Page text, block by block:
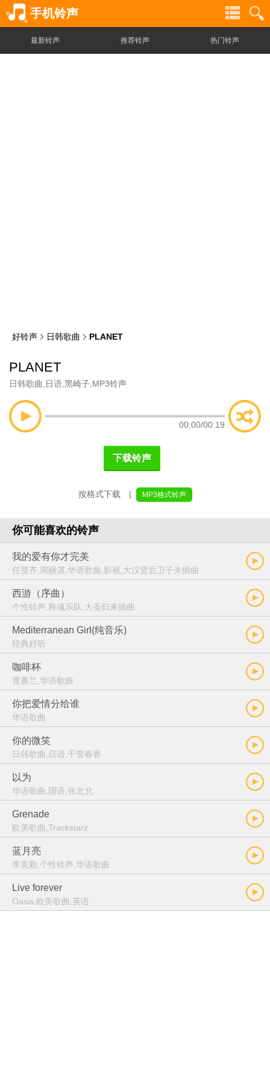
手机铃声
最新铃声 推荐铃声 热门铃声
好铃声 日韩歌曲 PLANET
PLANET
日韩歌曲 日语 黑崎子 MP3铃声
00:00/00:19
下载铃声
按格式下载 | MP3格式铃声
你可能喜欢的铃声
我的爱有你才完美
任贤齐,周丽淇,华语歌曲,影视,大汉贤后卫子夫插曲
西游（序曲）
个性铃声,释魂乐队,大圣归来插曲
Mediterranean Girl(纯音乐)
经典好听
咖啡杯
曹蕙兰,华语歌曲
你把爱情分给谁
华语歌曲
你的微笑
日韩歌曲,日语,千菅春香
以为
华语歌曲,国语,张北北
Grenade
欧美歌曲,Trackstarz
蓝月亮
李克勤,个性铃声,华语歌曲
Live forever
Oasis,欧美歌曲,英语